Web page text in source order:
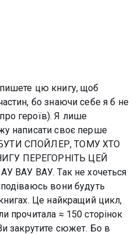
цю книгу, щоб
бо знаючи себе я б не
героїв). Я лише
написати своє перше
СПОЙЛЕР, ТОМУ ХТО
ПЕРЕГОРНІТЬ ЦЕЙ
ВАУ ВАУ. Так не хочеться
вони будуть
Це найкращий цикл,
прочитала ≈ 150 сторінок
закрутите сюжет. Бо в